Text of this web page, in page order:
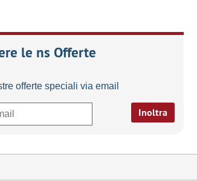
le ns Offerte
offerte speciali via email
Inoltra